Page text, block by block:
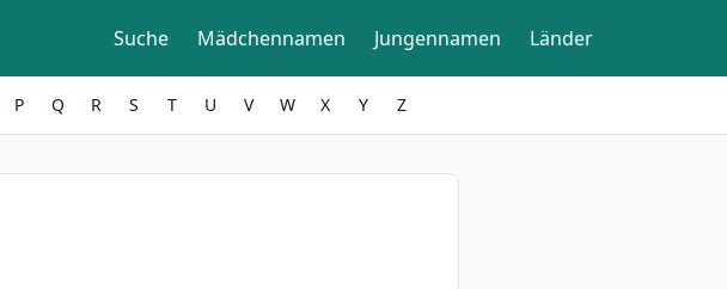
Suche Mädchennamen Jungennamen Länder
P Q R S T U V W X Y Z